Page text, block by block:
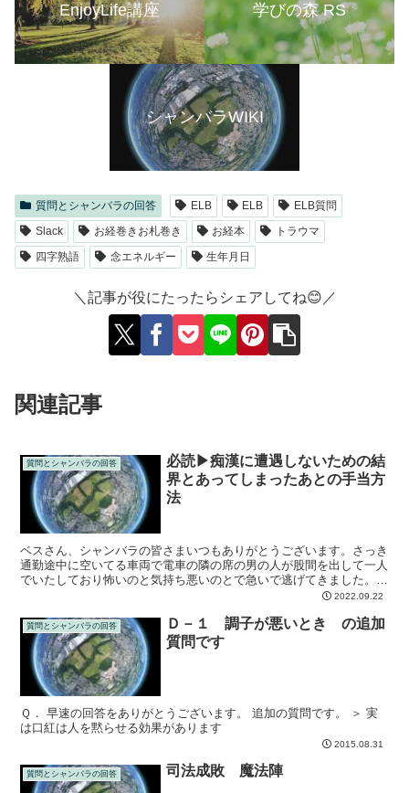
EnjoyLife講座 学びの森 RS
シャンバラWIKI
質問とシャンバラの回答 ELB ELB
ELB質問
Slack
お経巻きお札巻き お経本
トラウマ
四字熟語
念エネルギー 生年月日
＼記事が役にたったらシェアしてね😊／
関連記事
質問とシャンバラの回答
必読▶痴漢に遭遇しないための結
界とあってしまったあとの手当方
法
ベスさん、シャンバラの皆さまいつもありがとうございます。さっき
通勤途中に空いてる車両で電車の隣の席の男の人が股間を出して一人
でいたしており怖いのと気持ち悪いのとで急いで逃げてきました。見
せられる痴漢は3回目で昔は後ろから暗い道で抱きつかれた...2022.09.22
質問とシャンバラの回答
Ｄ－１ 調子が悪いとき の追加
質問です
Ｑ． 早速の回答をありがとうございます。 追加の質問です。 ＞ 実
は口紅は人を黙らせる効果があります
2015.08.31
質問とシャンバラの回答 司法成敗 魔法陣